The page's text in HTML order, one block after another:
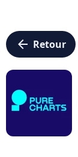
arrow_left Retour